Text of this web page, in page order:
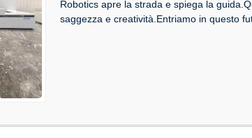
Robotics apre la strada e spiega la
saggezza e creatività.Entriamo in questo